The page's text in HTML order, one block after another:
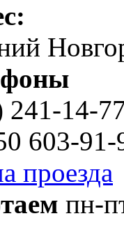
241-14-
603-91-
проезда
пн-